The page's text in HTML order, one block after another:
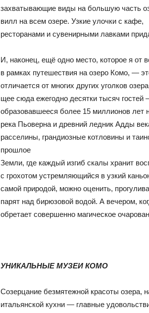
захватывающие виды на большую часть
вилл на всем озере. Узкие улочки с кафе,
ресторанами и сувенирными лавками
И, наконец, ещё одно место, которое я от
в рамках путешествия на озеро Комо, —
отличается от многих других уголков
щее сюда ежегодно десятки тысяч
образовавшееся более 15 миллионов лет
река Пьоверна и древний ледник Адды
расселины, грандиозные котловины и
прошлое
Земли, где каждый изгиб скалы хранит
с грохотом устремляющийся в узкий
самой природой, можно оценить,
парят над бирюзовой водой. А вечером,
обретает совершенно магическое
УНИКАЛЬНЫЕ МУЗЕИ КОМО
Созерцание безмятежной красоты озера,
итальянской кухни — главные